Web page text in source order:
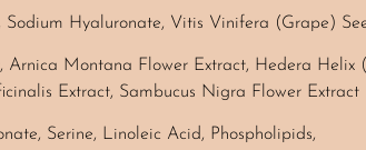
Sodium Hyaluronate, Vitis Vinifera (Grape)
Arnica Montana Flower Extract, Hedera Helix
Extract, Sambucus Nigra Flower Extract
Serine, Linoleic Acid, Phospholipids,